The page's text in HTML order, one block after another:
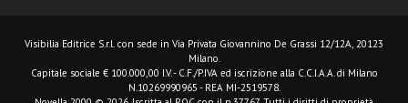
Visibilia Editrice S.r.l. con sede in Via Privata Giovannino De Grassi 12/12A, 20123
Milano.
Capitale sociale € 100.000,00 I.V. - C.F./P.IVA ed iscrizione alla C.C.I.A.A. di Milano
N.10269990965 - REA MI-2519578.